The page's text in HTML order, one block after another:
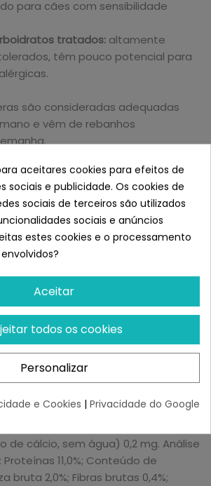
para cães com sensibilidade
tratados: altamente
têm pouco potencial para
são consideradas adequadas
e vêm de rebanhos
fonte de ácidos graxos
a saúde da pele e do
garante que os nutrientes dos
mais bem preservados, bem como
e moela de frango (40%); carne
(25%); caldo de carne de frango e
cozido (4%); cenouras (4%);
kg: Aditivos nutricionais: Vitamina D3
sulfato de manganês II) 2 mg;
de cálcio, sem água) 0,2 mg. Análise
11,0%; Conteúdo de
bruta 2,0%; Fibras brutas 0,4%;
aceitares cookies para efeitos de
sociais e publicidade. Os cookies de
sociais de terceiros são utilizados
sociais e anúncios
estes cookies e o processamento
Aceitar
todos os cookies
Personalizar
e Cookies | Privacidade do Google